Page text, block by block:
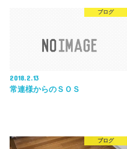
ブログ
2018.2.13
常連様からのＳＯＳ
ブログ